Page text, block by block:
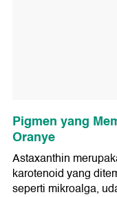
Pigmen yang
Oranye
Astaxanthin
karotenoid yang
seperti mikroalga,